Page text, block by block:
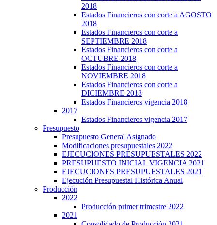
2018
Estados Financieros con corte a AGOSTO
2018
Estados Financieros con corte a
SEPTIEMBRE 2018
Estados Financieros con corte a
OCTUBRE 2018
Estados Financieros con corte a
NOVIEMBRE 2018
Estados Financieros con corte a
DICIEMBRE 2018
Estados Financieros vigencia 2018
2017
Estados Financieros vigencia 2017
Presupuesto
Presupuesto General Asignado
Modificaciones presupuestales 2022
EJECUCIONES PRESUPUESTALES 2022
PRESUPUESTO INICIAL VIGENCIA 2021
EJECUCIONES PRESUPUESTALES 2021
Ejecución Presupuestal Histórica Anual
Producción
2022
Producción primer trimestre 2022
2021